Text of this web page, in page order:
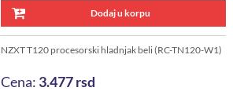
Dodaj u korpu
NZXT T120 procesorski hladnjak beli (RC-TN120-W1)
Cena: 3.477rsd